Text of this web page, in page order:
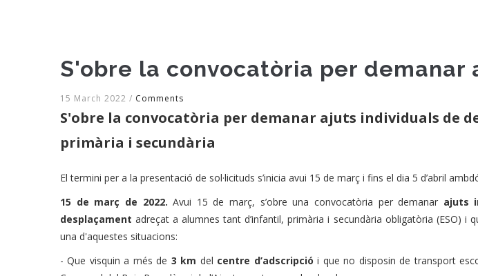
S'obre la convocatòria per
15 March 2022 / Comments
S'obre la convocatòria per demanar ajuts individuals de
primària i secundària
El termini per a la presentació de sol·licituds s’inicia avui 15 de març i fins el dia 5 d’abril
15 de març de 2022. Avui 15 de març, s’obre una convocatòria per demanar ajuts
desplaçament adreçat a alumnes tant d’infantil, primària i secundària obligatòria (ESO) i
una d'aquestes situacions:
- Que visquin a més de 3 km del centre d’adscripciói que no disposin de transport